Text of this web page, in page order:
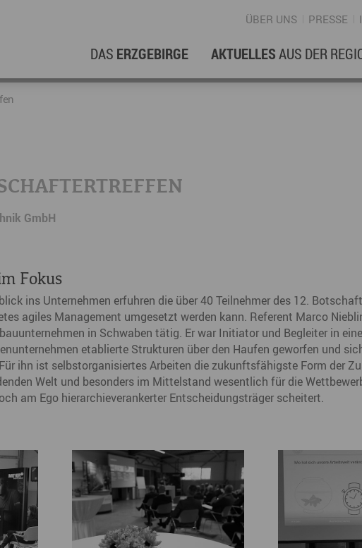
ÜBER UNS PRESSE
DAS ERZGEBIRGE
Coworking Spaces im Erzgebirge
DER FILM
Nah dran am Abgrund Olympische
Freizeit
AKTUELLESAUS DER
GmbH
Fokus
ins Unternehmen erfuhren die über 40 Teilnehmer des 12.
agiles Management umgesetzt werden kann. Referent Marco
in Schwaben tätig. Er war Initiator und Begleiter in
etablierte Strukturen über den Haufen geworfen und
ihn ist selbstorganisiertes Arbeiten die zukunftsfähigste Form der
Welt und besonders im Mittelstand wesentlich für die
am Ego hierarchieverankerter Entscheidungsträger scheitert.